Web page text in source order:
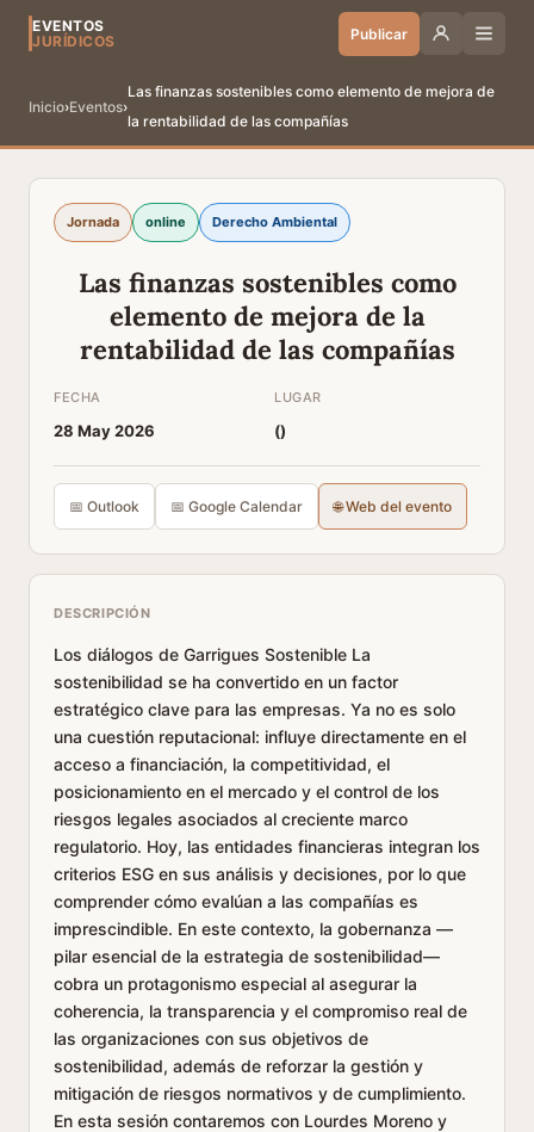
EVENTOS
JURÍDICOS
Publicar
Inicio›Eventos›
Las finanzas sostenibles como elemento de mejora de
la rentabilidad de las compañías
Jornada online Derecho Ambiental
Las finanzas sostenibles como
elemento de mejora de la
rentabilidad de las compañías
FECHA
28 May 2026
LUGAR
()
📅 Outlook 📅 Google Calendar 🌐 Web del evento
DESCRIPCIÓN
Los diálogos de Garrigues Sostenible La
sostenibilidad se ha convertido en un factor
estratégico clave para las empresas. Ya no es solo
una cuestión reputacional: influye directamente en el
acceso a financiación, la competitividad, el
posicionamiento en el mercado y el control de los
riesgos legales asociados al creciente marco
regulatorio. Hoy, las entidades financieras integran los
criterios ESG en sus análisis y decisiones, por lo que
comprender cómo evalúan a las compañías es
imprescindible. En este contexto, la gobernanza —
pilar esencial de la estrategia de sostenibilidad—
cobra un protagonismo especial al asegurar la
coherencia, la transparencia y el compromiso real de
las organizaciones con sus objetivos de
sostenibilidad, además de reforzar la gestión y
mitigación de riesgos normativos y de cumplimiento.
En esta sesión contaremos con Lourdes Moreno y